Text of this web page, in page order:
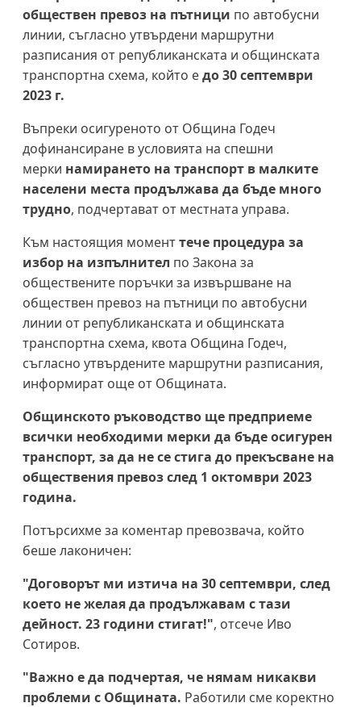
обществен превоз на пътници по автобусни
линии, съгласно утвърдени маршрутни
разписания от републиканската и общинската
транспортна схема, който едо 30 септември
2023 г.
Въпреки осигуреното от Община Годеч
дофинансиране в условията на спешни
мерки намирането на транспорт в малките
населени места продължава да бъде много
трудно, подчертават от местната управа.
Към настоящия моменттече процедура за
избор на изпълнител по Закона за
обществените поръчки за извършване на
обществен превоз на пътници по автобусни
линии от републиканската и общинската
транспортна схема, квота Община Годеч,
съгласно утвърдените маршрутни разписания,
информират още от Общината.
Общинското ръководство ще предприеме
всички необходими мерки да бъде осигурен
транспорт, за да не се стига до прекъсване на
обществения превоз след 1 октомври 2023
година.
Потърсихме за коментар превозвача, който
беше лаконичен:
"Договорът ми изтича на 30 септември, след
което не желая да продължавам с тази
дейност. 23 години стигат!", отсече Иво
Сотиров.
"Важно е да подчертая, че нямам никакви
проблеми с Общината. Работили сме коректно